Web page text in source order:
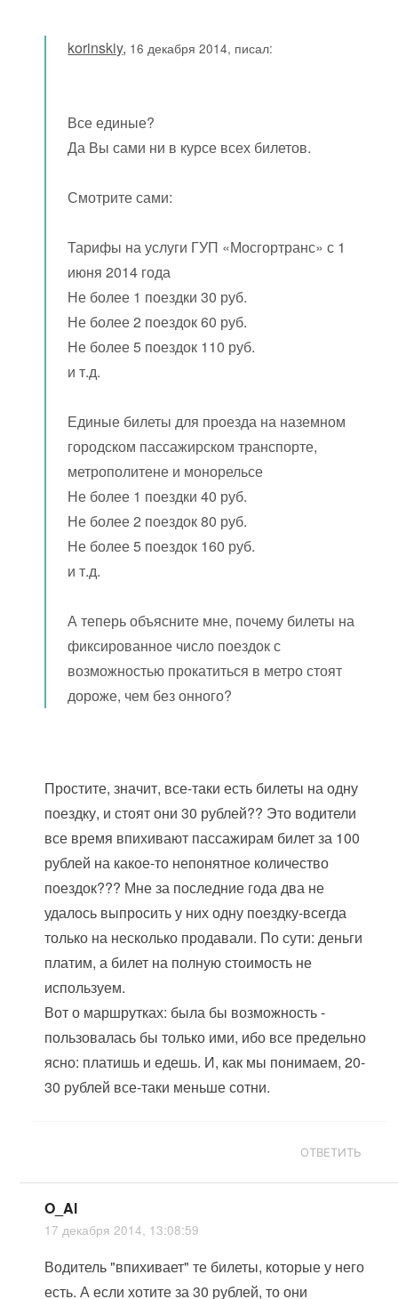
korinskiy, 16 декабря 2014, писал:
Все единые?
Да Вы сами ни в курсе всех билетов.
Смотрите сами:
Тарифы на услуги ГУП «Мосгортранс» с 1
июня 2014 года
Не более 1 поездки 30 руб.
Не более 2 поездок 60 руб.
Не более 5 поездок 110 руб.
и т.д.
Единые билеты для проезда на наземном
городском пассажирском транспорте,
метрополитене и монорельсе
Не более 1 поездки 40 руб.
Не более 2 поездок 80 руб.
Не более 5 поездок 160 руб.
и т.д.
А теперь объясните мне, почему билеты на
фиксированное число поездок с
возможностью прокатиться в метро стоят
дороже, чем без онного?
Простите, значит, все-таки есть билеты на одну
поездку, и стоят они 30 рублей?? Это водители
все время впихивают пассажирам билет за 100
рублей на какое-то непонятное количество
поездок??? Мне за последние года два не
удалось выпросить у них одну поездку-всегда
только на несколько продавали. По сути: деньги
платим, а билет на полную стоимость не
используем.
Вот о маршрутках: была бы возможность -
пользовалась бы только ими, ибо все предельно
ясно: платишь и едешь. И, как мы понимаем, 20-
30 рублей все-таки меньше сотни.
ОТВЕТИТЬ
O_Al
17 декабря 2014, 13:08:59
Водитель "впихивает" те билеты, которые у него
есть. А если хотите за 30 рублей, то они